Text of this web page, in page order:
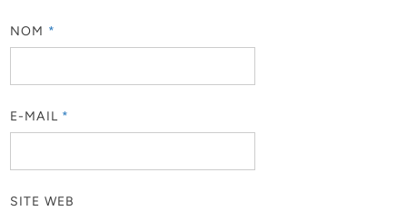
NOM *
E-MAIL *
SITE WEB